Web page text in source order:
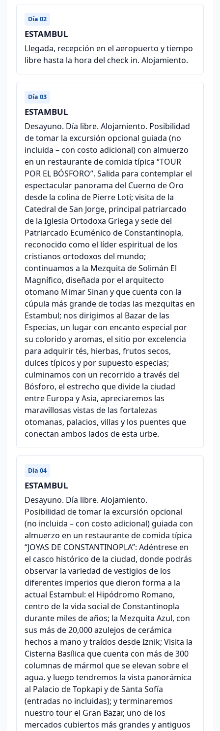
Día 02
ESTAMBUL
Llegada, recepción en el aeropuerto y tiempo
libre hasta la hora del check in. Alojamiento.
Día 03
ESTAMBUL
Desayuno. Día libre. Alojamiento. Posibilidad
de tomar la excursión opcional guiada (no
incluida – con costo adicional) con almuerzo
en un restaurante de comida típica “TOUR
POR EL BÓSFORO”. Salida para contemplar el
espectacular panorama del Cuerno de Oro
desde la colina de Pierre Loti; visita de la
Catedral de San Jorge, principal patriarcado
de la Iglesia Ortodoxa Griega y sede del
Patriarcado Ecuménico de Constantinopla,
reconocido como el líder espiritual de los
cristianos ortodoxos del mundo;
continuamos a la Mezquita de Solimán El
Magnífico, diseñada por el arquitecto
otomano Mimar Sinan y que cuenta con la
cúpula más grande de todas las mezquitas en
Estambul; nos dirigimos al Bazar de las
Especias, un lugar con encanto especial por
su colorido y aromas, el sitio por excelencia
para adquirir tés, hierbas, frutos secos,
dulces típicos y por supuesto especias;
culminamos con un recorrido a través del
Bósforo, el estrecho que divide la ciudad
entre Europa y Asia, apreciaremos las
maravillosas vistas de las fortalezas
otomanas, palacios, villas y los puentes que
conectan ambos lados de esta urbe.
Día 04
ESTAMBUL
Desayuno. Día libre. Alojamiento.
Posibilidad de tomar la excursión opcional
(no incluida – con costo adicional) guiada con
almuerzo en un restaurante de comida típica
“JOYAS DE CONSTANTINOPLA”: Adéntrese en
el casco histórico de la ciudad, donde podrás
observar la variedad de vestigios de los
diferentes imperios que dieron forma a la
actual Estambul: el Hipódromo Romano,
centro de la vida social de Constantinopla
durante miles de años; la Mezquita Azul, con
sus más de 20,000 azulejos de cerámica
hechos a mano y traídos desde Iznik; Visita la
Cisterna Basílica que cuenta con más de 300
columnas de mármol que se elevan sobre el
agua. y luego tendremos la vista panorámica
al Palacio de Topkapi y de Santa Sofía
(entradas no incluidas); y terminaremos
nuestro tour el Gran Bazar, uno de los
mercados cubiertos más grandes y antiguos